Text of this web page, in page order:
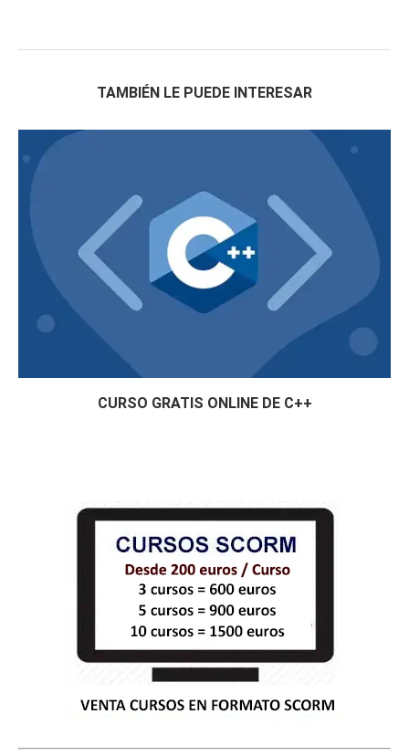
TAMBIÉN LE PUEDE INTERESAR
CURSO GRATIS ONLINE DE C++